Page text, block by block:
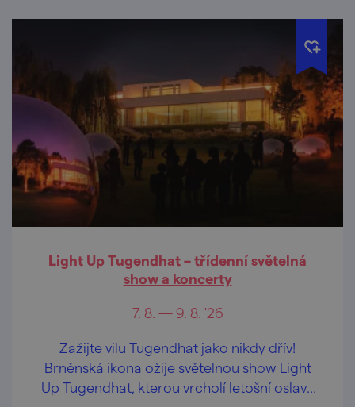
Light Up Tugendhat – třídenní světelná
show a koncerty
7. 8. — 9. 8. '26
Zažijte vilu Tugendhat jako nikdy dřív!
Brněnská ikona ožije světelnou show Light
Up Tugendhat, kterou vrcholí letošní oslavy